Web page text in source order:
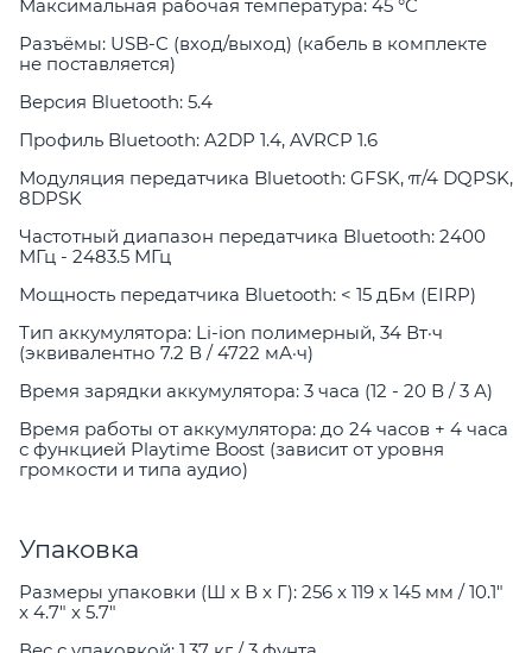
Максимальная рабочая температура: 45 °C
Разъёмы: USB-C (вход/выход) (кабель в комплекте
не поставляется)
Версия Bluetooth: 5.4
Профиль Bluetooth: A2DP 1.4, AVRCP 1.6
Модуляция передатчика Bluetooth: GFSK, π/4 DQPSK,
8DPSK
Частотный диапазон передатчика Bluetooth: 2400
МГц - 2483.5 МГц
Мощность передатчика Bluetooth: < 15 дБм (EIRP)
Тип аккумулятора: Li-ion полимерный, 34 Вт·ч
(эквивалентно 7.2 В / 4722 мА·ч)
Время зарядки аккумулятора: 3 часа (12 - 20 В / 3 А)
Время работы от аккумулятора: до 24 часов + 4 часа
с функцией Playtime Boost (зависит от уровня
громкости и типа аудио)
Упаковка
Размеры упаковки (Ш x В x Г): 256 x 119 x 145 мм / 10.1"
x 4.7" x 5.7"